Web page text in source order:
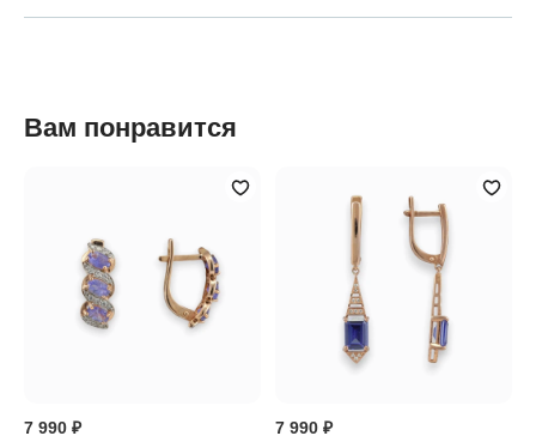
Вам понравится
7 990 ₽ 7 990 ₽